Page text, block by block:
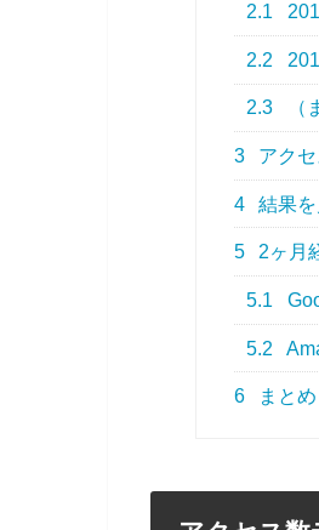
2.1
2.2
2.3 （
3 アク
4 結果
5 2ヶ月
5.1
5.2
6 まと